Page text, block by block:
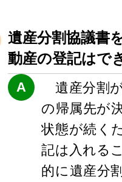
遺産分割協議書
動産の登記はで
A
遺産分割
の帰属先が
状態が続く
記は入れる
的に遺産分